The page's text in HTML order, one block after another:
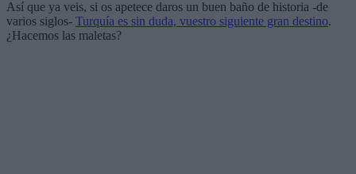
Así que ya veis, si os apetece daros un buen baño de historia -de
varios siglos- Turquía es sin duda, vuestro siguiente gran destino.
¿Hacemos las maletas?